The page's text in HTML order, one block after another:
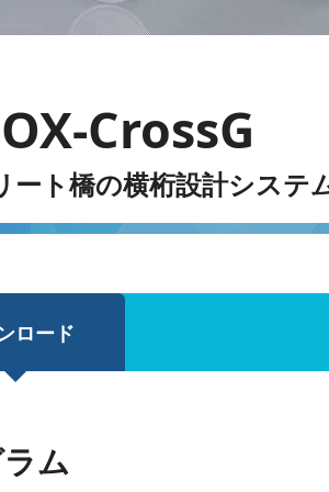
CrossG
ート橋の横桁設計システ
ロード
ム